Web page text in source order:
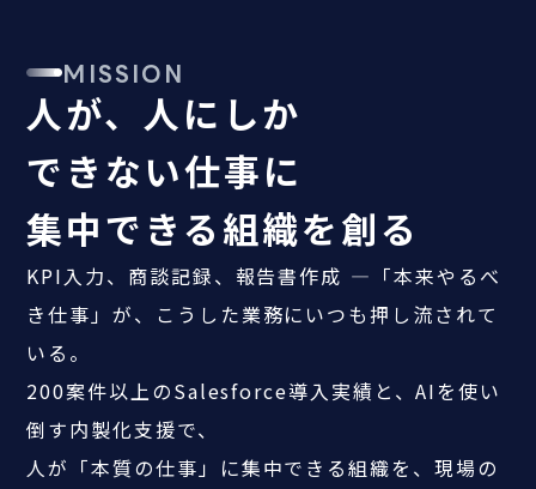
MISSION
人が、人にしか
できない仕事に
集中できる組織を創る
KPI入力、商談記録、報告書作成 ―「本来やるべ
き仕事」が、こうした業務にいつも押し流されて
いる。
200案件以上のSalesforce導入実績と、AIを使い
倒す内製化支援で、
人が「本質の仕事」に集中できる組織を、現場の